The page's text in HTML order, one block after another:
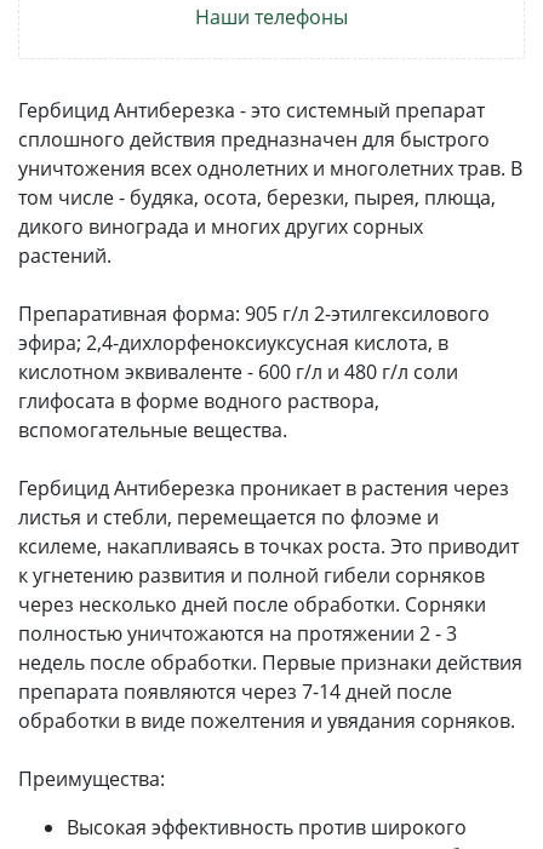
Наши телефоны
Гербицид Антиберезка - это системный препарат
сплошного действия предназначен для быстрого
уничтожения всех однолетних и многолетних трав. В
том числе - будяка, осота, березки, пырея, плюща,
дикого винограда и многих других сорных
растений.
Препаративная форма: 905 г/л 2-этилгексилового
эфира; 2,4-дихлорфеноксиуксусная кислота, в
кислотном эквиваленте - 600 г/л и 480 г/л соли
глифосата в форме водного раствора,
вспомогательные вещества.
Гербицид Антиберезка проникает в растения через
листья и стебли, перемещается по флоэме и
ксилеме, накапливаясь в точках роста. Это приводит
к угнетению развития и полной гибели сорняков
через несколько дней после обработки. Сорняки
полностью уничтожаются на протяжении 2 - 3
недель после обработки. Первые признаки действия
препарата появляются через 7-14 дней после
обработки в виде пожелтения и увядания сорняков.
Преимущества:
Высокая эффективность против широкого